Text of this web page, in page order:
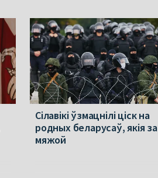
Сілавікі ўзмацнілі ціск на
родных беларусаў, якія за
мяжой